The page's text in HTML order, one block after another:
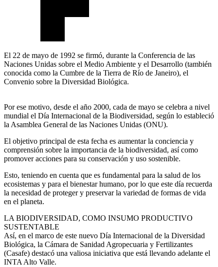
El 22 de mayo de 1992 se firmó, durante la Conferencia de las
Naciones Unidas sobre el Medio Ambiente y el Desarrollo (también
conocida como la Cumbre de la Tierra de Río de Janeiro), el
Convenio sobre la Diversidad Biológica.
Por ese motivo, desde el año 2000, cada de mayo se celebra a nivel
mundial el Día Internacional de la Biodiversidad, según lo estableció
la Asamblea General de las Naciones Unidas (ONU).
El objetivo principal de esta fecha es aumentar la conciencia y
comprensión sobre la importancia de la biodiversidad, así como
promover acciones para su conservación y uso sostenible.
Esto, teniendo en cuenta que es fundamental para la salud de los
ecosistemas y para el bienestar humano, por lo que este día recuerda
la necesidad de proteger y preservar la variedad de formas de vida
en el planeta.
LA BIODIVERSIDAD, COMO INSUMO PRODUCTIVO
SUSTENTABLE
Así, en el marco de este nuevo Día Internacional de la Diversidad
Biológica, la Cámara de Sanidad Agropecuaria y Fertilizantes
(Casafe) destacó una valiosa iniciativa que está llevando adelante el
INTA Alto Valle.